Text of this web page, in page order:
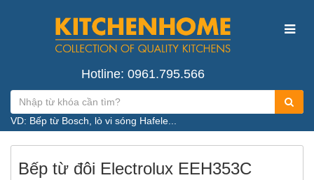
Hotline: 0961.795.566
VD: Bếp từ Bosch, lò vi sóng Hafele...
Bếp từ đôi Electrolux EEH353C